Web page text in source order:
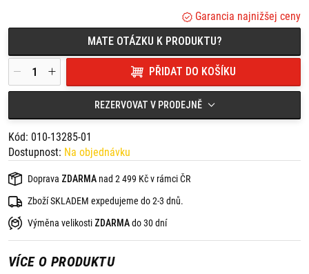
Garancia najnižšej ceny
MATE OTÁZKU K PRODUKTU?
PŘIDAT DO KOŠÍKU
REZERVOVAT V PRODEJNĚ
Kód: 010-13285-01
Dostupnost: Na objednávku
Doprava ZDARMA nad 2 499 Kč v rámci ČR
Zboží SKLADEM expedujeme do 2-3 dnů.
Výměna velikosti ZDARMAdo 30 dní
VÍCE O PRODUKTU